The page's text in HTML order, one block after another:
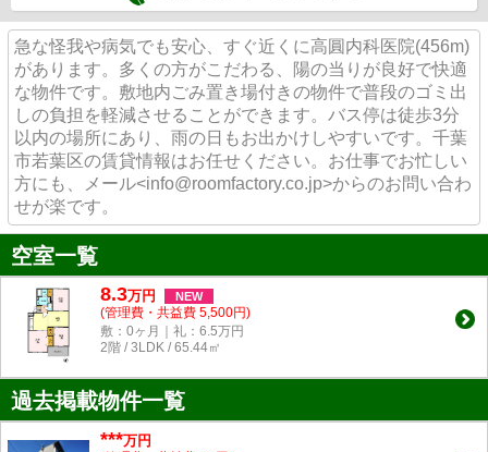
急な怪我や病気でも安心、すぐ近くに高圓内科医院(456m)
があります。多くの方がこだわる、陽の当りが良好で快適
な物件です。敷地内ごみ置き場付きの物件で普段のゴミ出
しの負担を軽減させることができます。バス停は徒歩3分
以内の場所にあり、雨の日もお出かけしやすいです。千葉
市若葉区の賃貸情報はお任せください。お仕事でお忙しい
方にも、メール<info@roomfactory.co.jp>からのお問い合わ
せが楽です。
空室一覧
8.3万円 NEW
(管理費・共益費 5,500円)
敷：0ヶ月｜礼：6.5万円
2階 / 3LDK / 65.44㎡
過去掲載物件一覧
***万円